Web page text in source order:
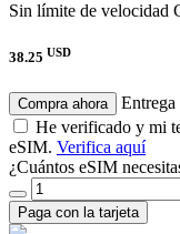
Sin límite de velocidad
38.25 USD
Compra ahora
He verificado y mi
eSIM. Verifica aquí
¿Cuántos eSIM
Paga con la tarjeta